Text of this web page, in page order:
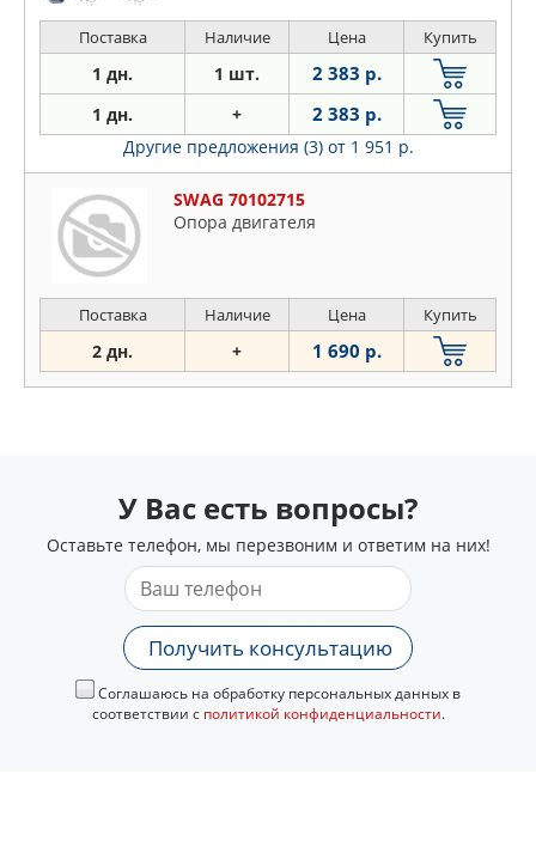
Поставка Наличие Цена Купить
1 дн. 1 шт. 2 383 р.
1 дн. + 2 383 р.
Другие предложения (3) от 1 951 р.
SWAG 70102715
Опора двигателя
Поставка Наличие Цена Купить
2 дн. + 1 690 р.
У Вас есть вопросы?
Оставьте телефон, мы перезвоним и ответим на них!
Получить консультацию
Соглашаюсь на обработку персональных данных в
соответствии с политикой конфиденциальности.